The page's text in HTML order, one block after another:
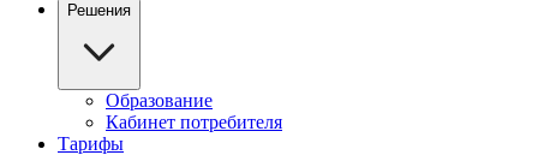
Решения
Образование
Кабинет потребителя
Тарифы